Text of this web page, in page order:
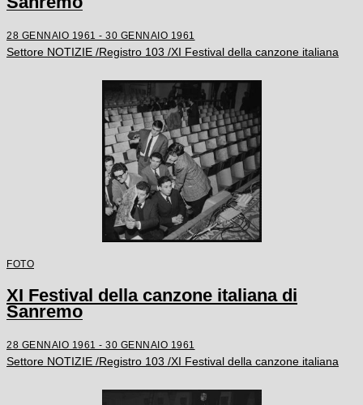
28 GENNAIO 1961 - 30 GENNAIO 1961
Settore NOTIZIE /Registro 103 /XI Festival della canzone italiana
FOTO
XI Festival della canzone italiana di
Sanremo
28 GENNAIO 1961 - 30 GENNAIO 1961
Settore NOTIZIE /Registro 103 /XI Festival della canzone italiana